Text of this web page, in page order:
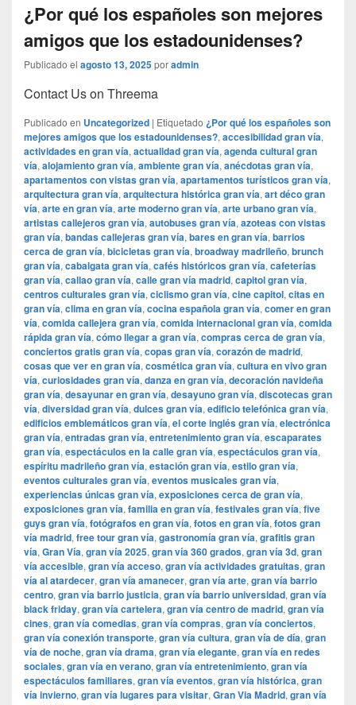
¿Por qué los españoles son mejores
amigos que los estadounidenses?
Publicado el agosto 13, 2025poradmin
Contact Us on Threema
Publicado en Uncategorized | Etiquetado ¿Por qué los españoles son
mejores amigos que los estadounidenses?, accesibilidad gran vía,
actividades en gran vía, actualidad gran vía, agenda cultural gran
vía, alojamiento gran vía, ambiente gran vía, anécdotas gran vía,
apartamentos con vistas gran vía, apartamentos turísticos gran vía,
arquitectura gran vía, arquitectura histórica gran vía, art déco gran
vía, arte en gran vía, arte moderno gran vía, arte urbano gran vía,
artistas callejeros gran vía, autobuses gran vía, azoteas con vistas
gran vía, bandas callejeras gran vía, bares en gran vía, barrios
cerca de gran vía, bicicletas gran vía, broadway madrileño, brunch
gran vía, cabalgata gran vía, cafés históricos gran vía, cafeterías
gran vía, callao gran vía, calle gran vía madrid, capitol gran vía,
centros culturales gran vía, ciclismo gran vía, cine capitol, citas en
gran vía, clima en gran vía, cocina española gran vía, comer en gran
vía, comida callejera gran vía, comida internacional gran vía, comida
rápida gran vía, cómo llegar a gran vía, compras cerca de gran vía,
conciertos gratis gran vía, copas gran vía, corazón de madrid,
cosas que ver en gran vía, cosmética gran vía, cultura en vivo gran
vía, curiosidades gran vía, danza en gran vía, decoración navideña
gran vía, desayunar en gran vía, desayuno gran vía, discotecas gran
vía, diversidad gran vía, dulces gran vía, edificio telefónica gran vía,
edificios emblemáticos gran vía, el corte inglés gran vía, electrónica
gran vía, entradas gran vía, entretenimiento gran vía, escaparates
gran vía, espectáculos en la calle gran vía, espectáculos gran vía,
espíritu madrileño gran vía, estación gran vía, estilo gran vía,
eventos culturales gran vía, eventos musicales gran vía,
experiencias únicas gran vía, exposiciones cerca de gran vía,
exposiciones gran vía, familia en gran vía, festivales gran vía, five
guys gran vía, fotógrafos en gran vía, fotos en gran vía, fotos gran
vía madrid, free tour gran vía, gastronomía gran vía, grafitis gran
vía, Gran Vía, gran vía 2025, gran vía 360 grados, gran vía 3d, gran
vía accesible, gran vía acceso, gran vía actividades gratuitas, gran
vía al atardecer, gran vía amanecer, gran vía arte, gran vía barrio
centro, gran vía barrio justicia, gran vía barrio universidad, gran vía
black friday, gran vía cartelera, gran vía centro de madrid, gran vía
cines, gran vía comedias, gran vía compras, gran vía conciertos,
gran vía conexión transporte, gran vía cultura, gran vía de día, gran
vía de noche, gran vía drama, gran vía elegante, gran vía en redes
sociales, gran vía en verano, gran vía entretenimiento, gran vía
espectáculos familiares, gran vía eventos, gran vía histórica, gran
vía invierno, gran vía lugares para visitar, ​​Gran Via Madrid, gran vía